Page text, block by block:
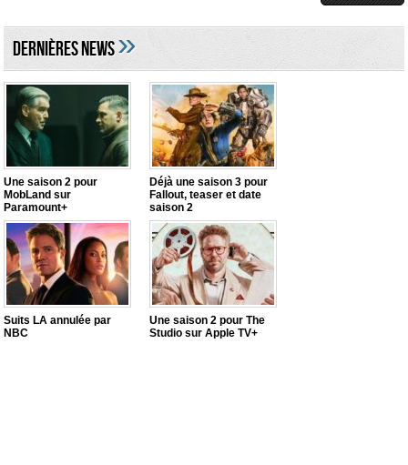
DERNIÈRES NEWS»
Une saison 2 pour
MobLand sur
Paramount+
Déjà une saison 3 pour
Fallout, teaser et date
saison 2
Suits LA annulée par
NBC
Une saison 2 pour The
Studio sur Apple TV+